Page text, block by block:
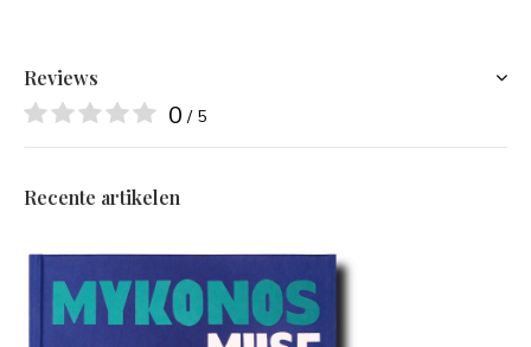
Reviews
0 / 5
Recente artikelen